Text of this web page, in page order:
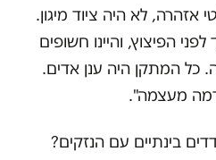
אזהרה, לא היה ציוד מיגון.
הפיצוץ, והיינו חשופים
כל המתקן היה ענן אדים.
מעצמה".
בינתיים עם הנזקים?